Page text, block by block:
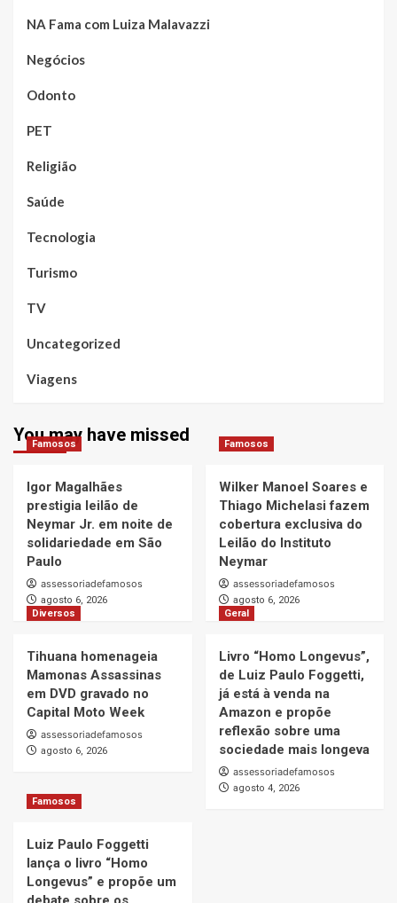
NA Fama com Luiza Malavazzi
Negócios
Odonto
PET
Religião
Saúde
Tecnologia
Turismo
TV
Uncategorized
Viagens
You may have missed
Famosos
Igor Magalhães
prestigia leilão de
Neymar Jr. em noite de
solidariedade em São
Paulo
assessoriadefamosos
agosto 6, 2026
Famosos
Wilker Manoel Soares e
Thiago Michelasi fazem
cobertura exclusiva do
Leilão do Instituto
Neymar
assessoriadefamosos
agosto 6, 2026
Diversos
Tihuana homenageia
Mamonas Assassinas
em DVD gravado no
Capital Moto Week
assessoriadefamosos
agosto 6, 2026
Geral
Livro “Homo Longevus”,
de Luiz Paulo Foggetti,
já está à venda na
Amazon e propõe
reflexão sobre uma
sociedade mais longeva
assessoriadefamosos
agosto 4, 2026
Famosos
Luiz Paulo Foggetti
lança o livro “Homo
Longevus” e propõe um